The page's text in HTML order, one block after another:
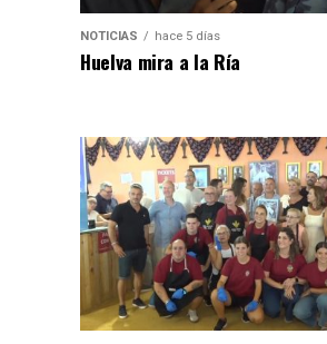
NOTICIAS hace 5 días
Huelva mira a la Ría